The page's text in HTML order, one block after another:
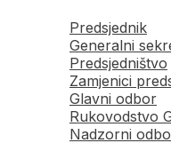
Predsjednik
Generalni
Predsjedništvo
Zamjenici
Glavni odbor
Rukovodstvo
Nadzorni